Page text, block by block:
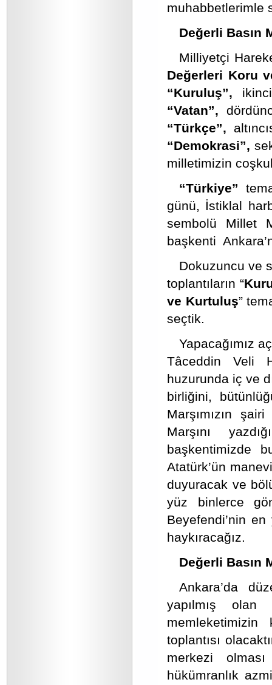
muhabbetlerimle
Değerli Basın
Milliyetçi
Değerleri Koru
“Kuruluş”,
“Vatan”,
“Türkçe”,
“Demokrasi”,
milletimizin
“Türkiye”
günü, İstiklal
sembolü Millet
başkenti
Dokuzuncu ve
toplantıların “
ve Kurtuluş”
seçtik.
Yapacağımız
Tâceddin Veli
huzurunda iç ve
birliğini,
Marşımızın
Marşını
başkentimizde
Atatürk’ün
duyuracak ve
yüz binlerce
Beyefendi’nin
haykıracağız.
Değerli Basın
Ankara’da
yapılmış olan
toplantısı
merkezi
hükümranlık